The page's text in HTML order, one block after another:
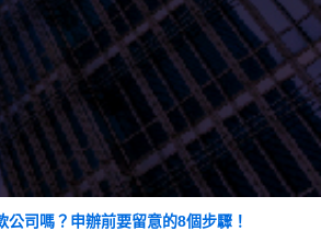
司嗎？申辦前要留意的8個步驟！